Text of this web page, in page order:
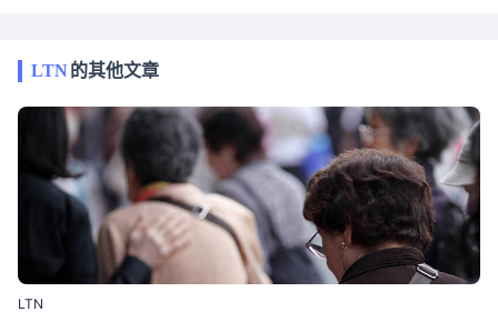
LTN的其他文章
LTN